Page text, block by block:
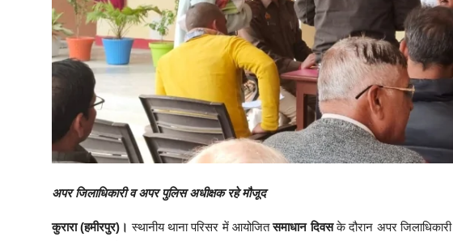
अपर जिलाधिकारी व अपर पुलिस अधीक्षक रहे मौजूद
कुरारा (हमीरपुर)। स्थानीय थाना परिसर में आयोजितसमाधान दिवसके दौरान अपर